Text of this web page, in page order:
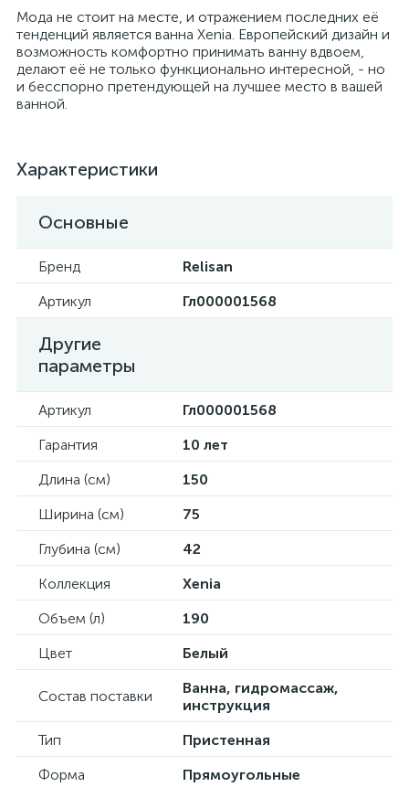
Мода не стоит на месте, и отражением последних её
тенденций является ванна Xenia. Европейский дизайн и
возможность комфортно принимать ванну вдвоем,
делают её не только функционально интересной, - но
и бесспорно претендующей на лучшее место в вашей
ванной.
Характеристики
Основные
Бренд
Relisan
Артикул
Гл000001568
Другие
параметры
Артикул
Гл000001568
Гарантия
10 лет
Длина (см)
150
Ширина (см)
75
Глубина (см)
42
Коллекция
Xenia
Объем (л)
190
Цвет
Белый
Состав поставки
Ванна, гидромассаж,
инструкция
Тип
Пристенная
Форма
Прямоугольные